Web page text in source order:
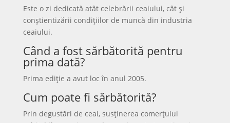
Este o zi dedicată atât celebrării ceaiului, cât și
conștientizării condițiilor de muncă din industria
ceaiului.
Când a fost sărbătorită pentru
prima dată?
Prima ediție a avut loc în anul 2005.
Cum poate fi sărbătorită?
Prin degustări de ceai, susținerea comerțului